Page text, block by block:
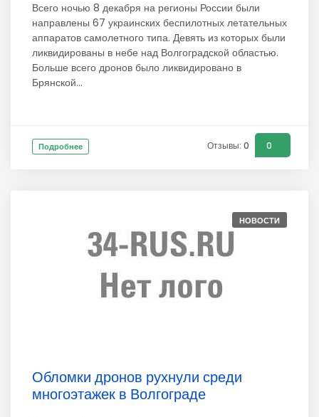
Всего ночью 8 декабря на регионы России были
направлены 67 украинских беспилотных летательных
аппаратов самолетного типа. Девять из которых были
ликвидированы в небе над Волгоградской областью.
Больше всего дронов было ликвидировано в
Брянской...
Подробнее Отзывы: 0 0
НОВОСТИ
Обломки дронов рухнули среди
многоэтажек в Волгограде